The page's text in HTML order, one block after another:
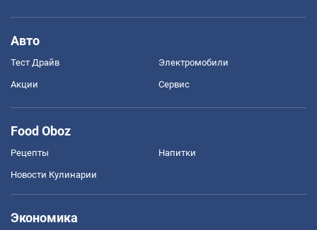
Авто
Тест Драйв Электромобили
Акции Сервис
Food Oboz
Рецепты Напитки
Новости Кулинарии
Экономика